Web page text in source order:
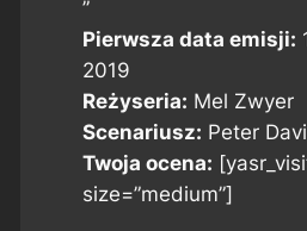
”
Pierwsza data emisji:
2019
Reżyseria: Mel Zwyer
Scenariusz: Peter
Twoja ocena:
size=”medium”]